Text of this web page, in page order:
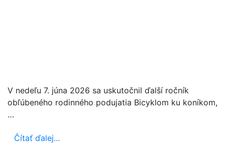
V nedeľu 7. júna 2026 sa uskutočnil ďalší ročník
obľúbeného rodinného podujatia Bicyklom ku koníkom,
…
Čítať ďalej...